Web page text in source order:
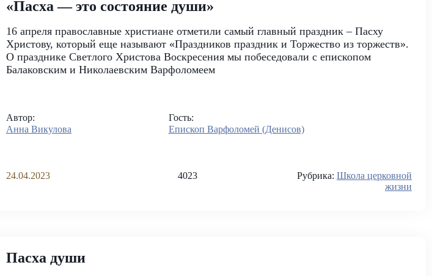
«Пасха — это состояние души»
16 апреля православные христиане отметили самый главный праздник – Пасху
Христову, который еще называют «Праздников праздник и Торжество из торжеств».
О празднике Светлого Христова Воскресения мы побеседовали с епископом
Балаковским и Николаевским Варфоломеем
Автор:
Анна Викулова
Гость:
Епископ Варфоломей (Денисов)
24.04.2023 4023 Рубрика:Школа церковной
жизни
Пасха души